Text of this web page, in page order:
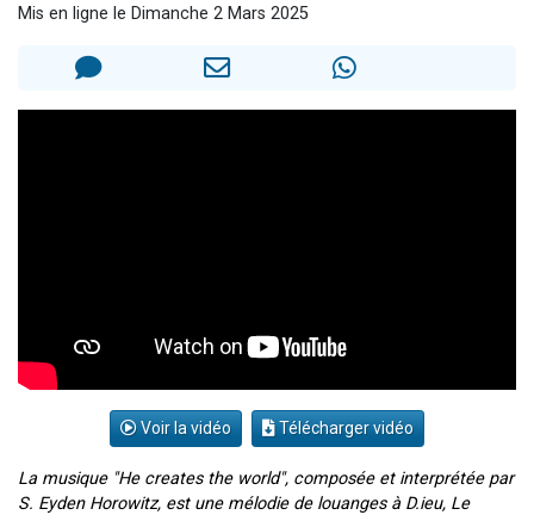
Il reste 49 places pour étudier en groupe sur Zoom
Mis en ligne le Dimanche 2 Mars 2025
Voir la vidéo Télécharger vidéo
La musique "He creates the world", composée et interprétée par
S. Eyden Horowitz, est une mélodie de louanges à D.ieu, Le